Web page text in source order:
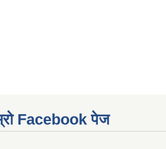
Facebook पेज